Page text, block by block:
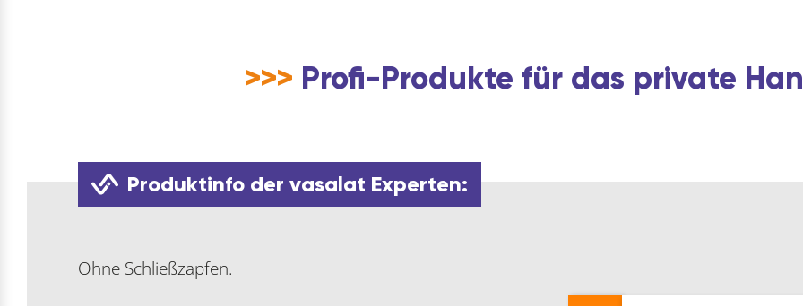
>>> Profi-Produkte für das private
Produktinfo der vasalat Experten:
Ohne Schließzapfen.